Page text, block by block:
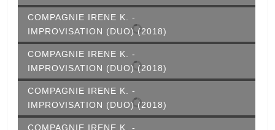
COMPAGNIE IRENE K. -
IMPROVISATION (DUO) (2018)
COMPAGNIE IRENE K. -
IMPROVISATION (DUO) (2018)
COMPAGNIE IRENE K. -
IMPROVISATION (DUO) (2018)
COMPAGNIE IRENE K. -